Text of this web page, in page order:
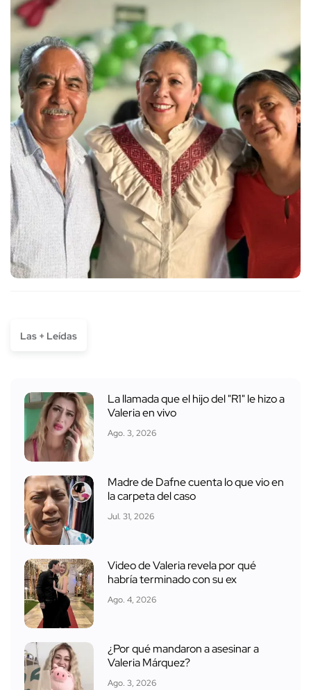
Las + Leídas
La llamada que el hijo del "R1" le hizo a
Valeria en vivo
Ago. 3, 2026
Madre de Dafne cuenta lo que vio en
la carpeta del caso
Jul. 31, 2026
Video de Valeria revela por qué
habría terminado con su ex
Ago. 4, 2026
¿Por qué mandaron a asesinar a
Valeria Márquez?
Ago. 3, 2026